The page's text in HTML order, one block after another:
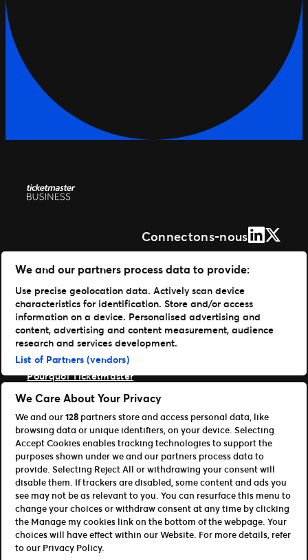
Connectons-nousLinkedIn
X
Solutions
Gestion de vos événements
Distribuer vos billets
Des experts à votre service
Expérience fan
Entreprise
Pourquoi Ticketmaster
Notre histoire
Carrières Live Nation
Ressources
Accès Organisateur
Référencer votre événement
Devenir affilié
CSE, Agence & Revendeur
Conditions d’utilisationPolitique de confidentialité
Politique relative aux cookies
We and our partners process data to provide:
Use precise geolocation data. Actively scan device
characteristics for identification. Store and/or access
information on a device. Personalised advertising and
content, advertising and content measurement, audience
research and services development.
List of Partners (vendors)
We Care About Your Privacy
We and our128 partners store and access personal data, like
browsing data or unique identifiers, on your device. Selecting
Accept Cookies enables tracking technologies to support the
purposes shown under we and our partners process data to
provide. Selecting Reject All or withdrawing your consent will
disable them. If trackers are disabled, some content and ads you
see may not be as relevant to you. You can resurface this menu to
change your choices or withdraw consent at any time by clicking
the Manage my cookies link on the bottom of the webpage. Your
choices will have effect within our Website. For more details, refer
to our Privacy Policy.